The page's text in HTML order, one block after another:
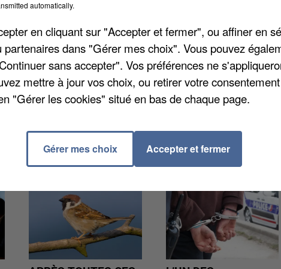
de maladies nécessitant un suivi régulier avec les
est assez concernée par les troubles
chiffres de la Caisse nationale d'assurance maladie,
Ce qui est moyen.
automatically.
en cliquant sur "Accepter et fermer", ou affiner en
partenaires dans "Gérer mes choix". Vous pouvez
sans accepter". Vos préférences ne
mettre à jour vos choix, ou retirer votre
"Gérer les cookies" situé en bas de chaque page.
Gérer mes choix Accepter et fermer